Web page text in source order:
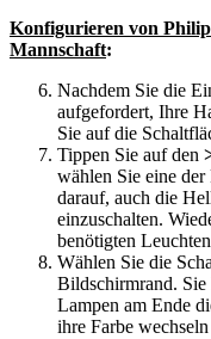
Konfigurieren von
Mannschaft:
Nachdem Sie die
aufgefordert, Ihre
Sie auf die
Tippen Sie auf den
wählen Sie eine
darauf, auch die
einzuschalten.
benötigten
Wählen Sie die
Bildschirmrand. Sie
Lampen am Ende
ihre Farbe